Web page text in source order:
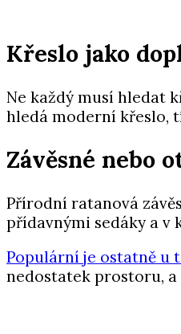
Křeslo jako
Ne každý musí hledat
hledá moderní křeslo,
Závěsné nebo
Přírodní ratanová
přídavnými sedáky a v
Populární je ostatně u
nedostatek prostoru,